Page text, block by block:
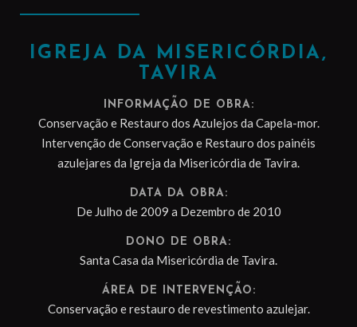
IGREJA DA MISERICÓRDIA,
TAVIRA
INFORMAÇÃO DE OBRA:
Conservação e Restauro dos Azulejos da Capela-mor.
Intervenção de Conservação e Restauro dos painéis
azulejares da Igreja da Misericórdia de Tavira.
DATA DA OBRA:
De Julho de 2009 a Dezembro de 2010
DONO DE OBRA:
Santa Casa da Misericórdia de Tavira.
ÁREA DE INTERVENÇÃO:
Conservação e restauro de revestimento azulejar.